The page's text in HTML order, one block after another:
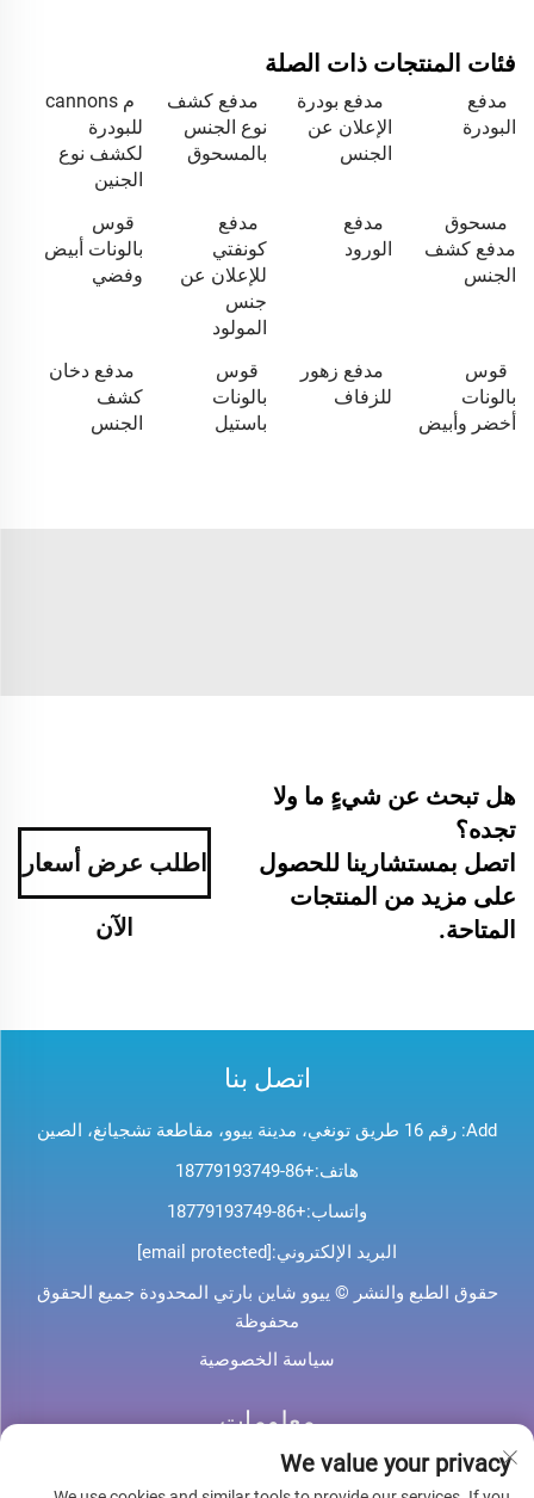
فئات المنتجات ذات الصلة
مدفع
البودرة
مدفع بودرة
الإعلان عن
الجنس
مدفع كشف
نوع الجنس
بالمسحوق
م cannons
للبودرة
لكشف نوع
الجنين
مسحوق
مدفع كشف
الجنس
مدفع
الورود
مدفع
كونفتي
للإعلان عن
جنس
المولود
قوس
بالونات أبيض
وفضي
قوس
بالونات
أخضر وأبيض
مدفع زهور
للزفاف
قوس
بالونات
باستيل
مدفع دخان
كشف
الجنس
هل تبحث عن شيءٍ ما ولا
تجده؟
اتصل بمستشارينا للحصول
على مزيد من المنتجات
المتاحة.
اطلب عرض أسعار
الآن
اتصل بنا
Add: رقم 16 طريق تونغي، مدينة ييوو، مقاطعة تشجيانغ، الصين
هاتف:+86-18779193749
واتساب:+86-18779193749
البريد الإلكتروني:
حقوق الطبع والنشر © ييوو شاين بارتي المحدودة جميع الحقوق
محفوظة
سياسة الخصوصية
معلومات
اشترك لتلقي نشرتنا الإخبارية الأسبوعية
We value your privacy